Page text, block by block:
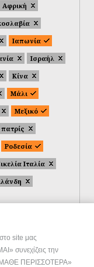
site μας
συνεχίζεις την
ΠΕΡΙΣΣΟΤΕΡΑ»
Αφρική
Ιαπωνία
Ισραήλ
Κίνα
Μάλι
Μεξικό
Ροδεσία
Ιταλία